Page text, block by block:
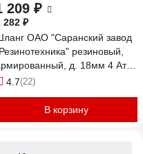
209 ₽
282 ₽
ОАО "Саранский завод
резиновый,
д. 18мм 4 Атм
(рукав) поливочный 10м
4.7(22)
В корзину